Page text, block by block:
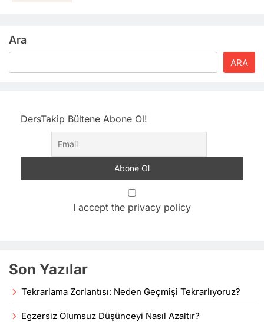
Ara
ARA
DersTakip Bültene Abone Ol!
I accept the privacy policy
Son Yazılar
Tekrarlama Zorlantısı: Neden Geçmişi Tekrarlıyoruz?
Egzersiz Olumsuz Düşünceyi Nasıl Azaltır?